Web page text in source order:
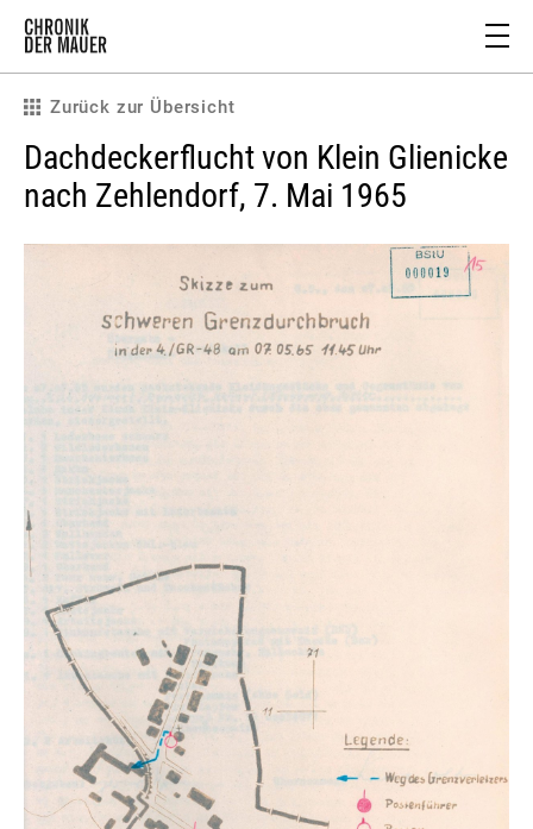
Zurück zur Übersicht
Dachdeckerflucht von Klein Glienicke
nach Zehlendorf, 7. Mai 1965